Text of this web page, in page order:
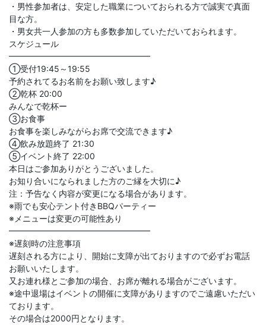
・男性参加者は、安定した職業についておられる方で誠実で真面
目な方。
・男女共一人参加の方も多数参加していただいておられます。
スケジュール
━━━━━━━━━━━━━━━━━
①受付19:45～19:55
予約されてるお名前をお願い致します♪
②乾杯 20:00
みんなで乾杯ー
③お食事
お食事を楽しみながらお席で交流できます♪
④飲み放題終了 21:30
⑤イベント終了 22:00
本日はご参加ありがとうございました。
お知り合いになられました方のご縁を大切に♪
注：予告なく内容が変更になる場合があります。
※雨でも安心テント付きBBQパーティー
※メニューは変更の可能性あり
━━━━━━━━━━━━━━━━━
※遅刻時の注意事項
遅刻される方により、開始に支障が出ておりますので必ずお電話
お願いいたします。
又お連れ様とご参加の場合、お席が離れる場合がございます。
※途中退場はイベントの開催に支障がありますのでご遠慮いただい
ております。
その場合は2000円となります。